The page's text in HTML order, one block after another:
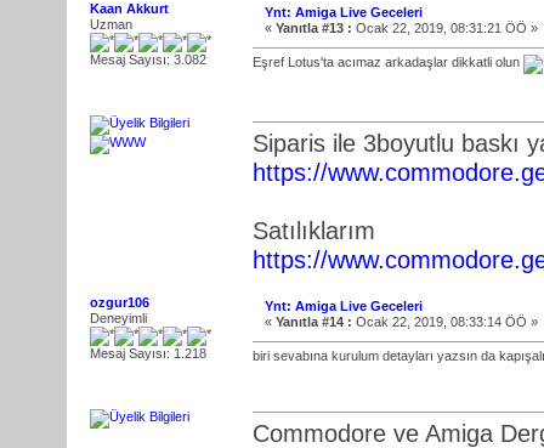
Kaan Akkurt
Uzman
Mesaj Sayısı: 3.082
Ynt: Amiga Live Geceleri
« Yanıtla #13 : Ocak 22, 2019, 08:31:21 ÖÖ »
Eşref Lotus'ta acımaz arkadaşlar dikkatli olun
Siparis ile 3boyutlu baskı
https://
Satılıklarım
https://
ozgur106
Deneyimli
Mesaj Sayısı: 1.218
Ynt: Amiga Live Geceleri
« Yanıtla #14 : Ocak 22, 2019, 08:33:14 ÖÖ »
biri sevabına kurulum detayları yazsın da
Commodore ve Amiga